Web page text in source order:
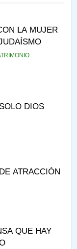
LA MUJER
DIOS
ATRACCIÓN
QUE HAY